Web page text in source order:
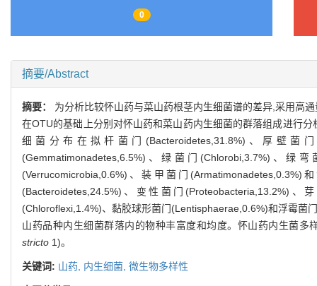
0
摘要/Abstract
摘要： 为分析比较怀山药与菜山药根茎内生细菌谱的差异,采用高
在OTU的基础上分别对怀山药和菜山药内生细菌的群落组成进行
细菌分布在拟杆菌门(Bacteroidetes,31.8%)、厚壁菌门
(Gemmatimonadetes,6.5%)、绿菌门(Chlorobi,3.7%)、绿
(Verrucomicrobia,0.6%)、装甲菌门
(Bacteroidetes,24.5%)、变性菌门(Proteobacteria,13.2%)
(Chloroflexi,1.4%)、黏胶球形菌门(Lentisphaerae,0.6%)和浮霉菌
山药品种内生细菌群落内的物种丰富度和均度。怀山药内生菌
stricto 1)。
关键词: 山药, 内生细菌, 微生物多样性